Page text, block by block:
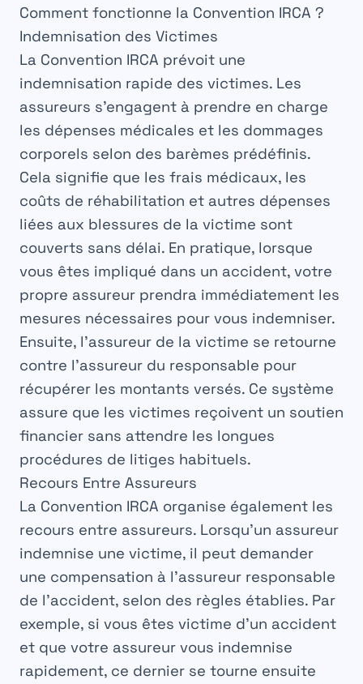
Comment fonctionne la Convention IRCA ?
Indemnisation des Victimes
La Convention IRCA prévoit une
indemnisation rapide des victimes. Les
assureurs s’engagent à prendre en charge
les dépenses médicales et les dommages
corporels selon des barèmes prédéfinis.
Cela signifie que les frais médicaux, les
coûts de réhabilitation et autres dépenses
liées aux blessures de la victime sont
couverts sans délai. En pratique, lorsque
vous êtes impliqué dans un accident, votre
propre assureur prendra immédiatement les
mesures nécessaires pour vous indemniser.
Ensuite, l’assureur de la victime se retourne
contre l’assureur du responsable pour
récupérer les montants versés. Ce système
assure que les victimes reçoivent un soutien
financier sans attendre les longues
procédures de litiges habituels.
Recours Entre Assureurs
La Convention IRCA organise également les
recours entre assureurs. Lorsqu’un assureur
indemnise une victime, il peut demander
une compensation à l’assureur responsable
de l’accident, selon des règles établies. Par
exemple, si vous êtes victime d’un accident
et que votre assureur vous indemnise
rapidement, ce dernier se tourne ensuite